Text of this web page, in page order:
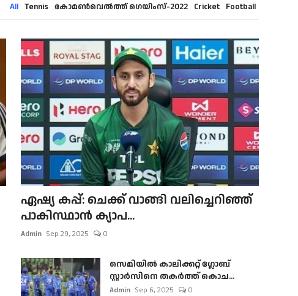
All Tennis കോമൺവെൽത്ത് ഗെയിംസ്-2022 Cricket Football
ഏഷ്യ കപ്പ്: ചെക്ക് വാങ്ങി വലിച്ചെറിഞ്ഞ്
പാകിസ്ഥാൻ ക്യാപ...
Admin Sep 29, 2025 0
സെമിയിൽ കാലിക്കറ്റ് ഗ്ലോബ്
സ്റ്റാർസിനെ തകർത്ത് കൊച...
Admin Sep 6, 2025 0